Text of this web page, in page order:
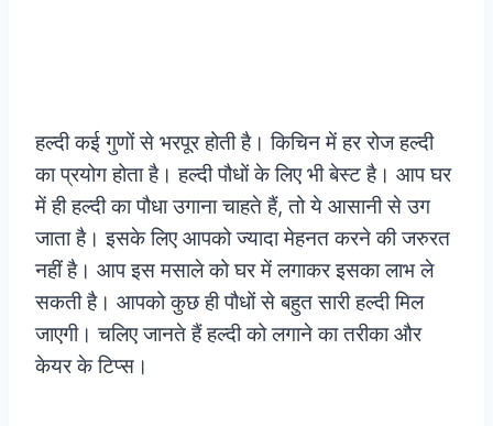
हल्दी कई गुणों से भरपूर होती है। किचिन में हर रोज हल्दी
का प्रयोग होता है। हल्दी पौधों के लिए भी बेस्ट है। आप घर
में ही हल्दी का पौधा उगाना चाहते हैं, तो ये आसानी से उग
जाता है। इसके लिए आपको ज्यादा मेहनत करने की जरुरत
नहीं है। आप इस मसाले को घर में लगाकर इसका लाभ ले
सकती है। आपको कुछ ही पौधों से बहुत सारी हल्दी मिल
जाएगी। चलिए जानते हैं हल्दी को लगाने का तरीका और
केयर के टिप्स।